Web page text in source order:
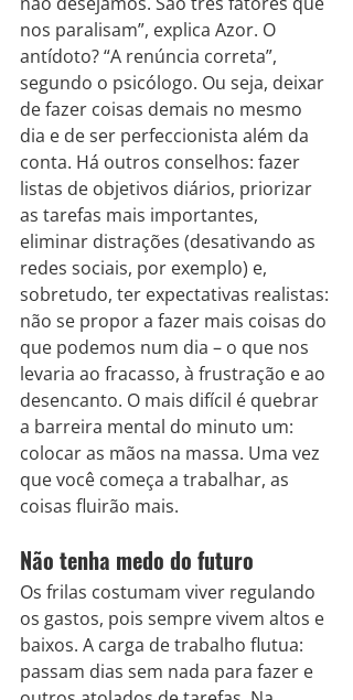
nos paralisam”, explica Azor. O
antídoto? “A renúncia correta”,
segundo o psicólogo. Ou seja, deixar
de fazer coisas demais no mesmo
dia e de ser perfeccionista além da
conta. Há outros conselhos: fazer
listas de objetivos diários, priorizar
as tarefas mais importantes,
eliminar distrações (desativando as
redes sociais, por exemplo) e,
sobretudo, ter expectativas realistas:
não se propor a fazer mais coisas do
que podemos num dia – o que nos
levaria ao fracasso, à frustração e ao
desencanto. O mais difícil é quebrar
a barreira mental do minuto um:
colocar as mãos na massa. Uma vez
que você começa a trabalhar, as
coisas fluirão mais.
Não tenha medo do futuro
Os frilas costumam viver regulando
os gastos, pois sempre vivem altos e
baixos. A carga de trabalho flutua:
passam dias sem nada para fazer e